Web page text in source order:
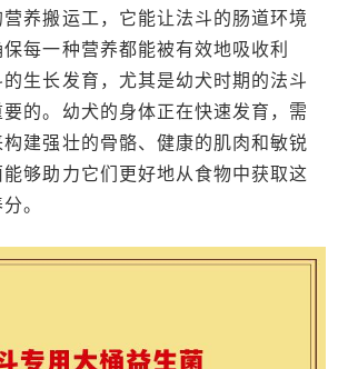
养搬运工，它能让法斗的肠道环境
每一种营养都能被有效地吸收利
生长发育，尤其是幼犬时期的法斗
的。幼犬的身体正在快速发育，需
建强壮的骨骼、健康的肌肉和敏锐
够助力它们更好地从食物中获取这
。